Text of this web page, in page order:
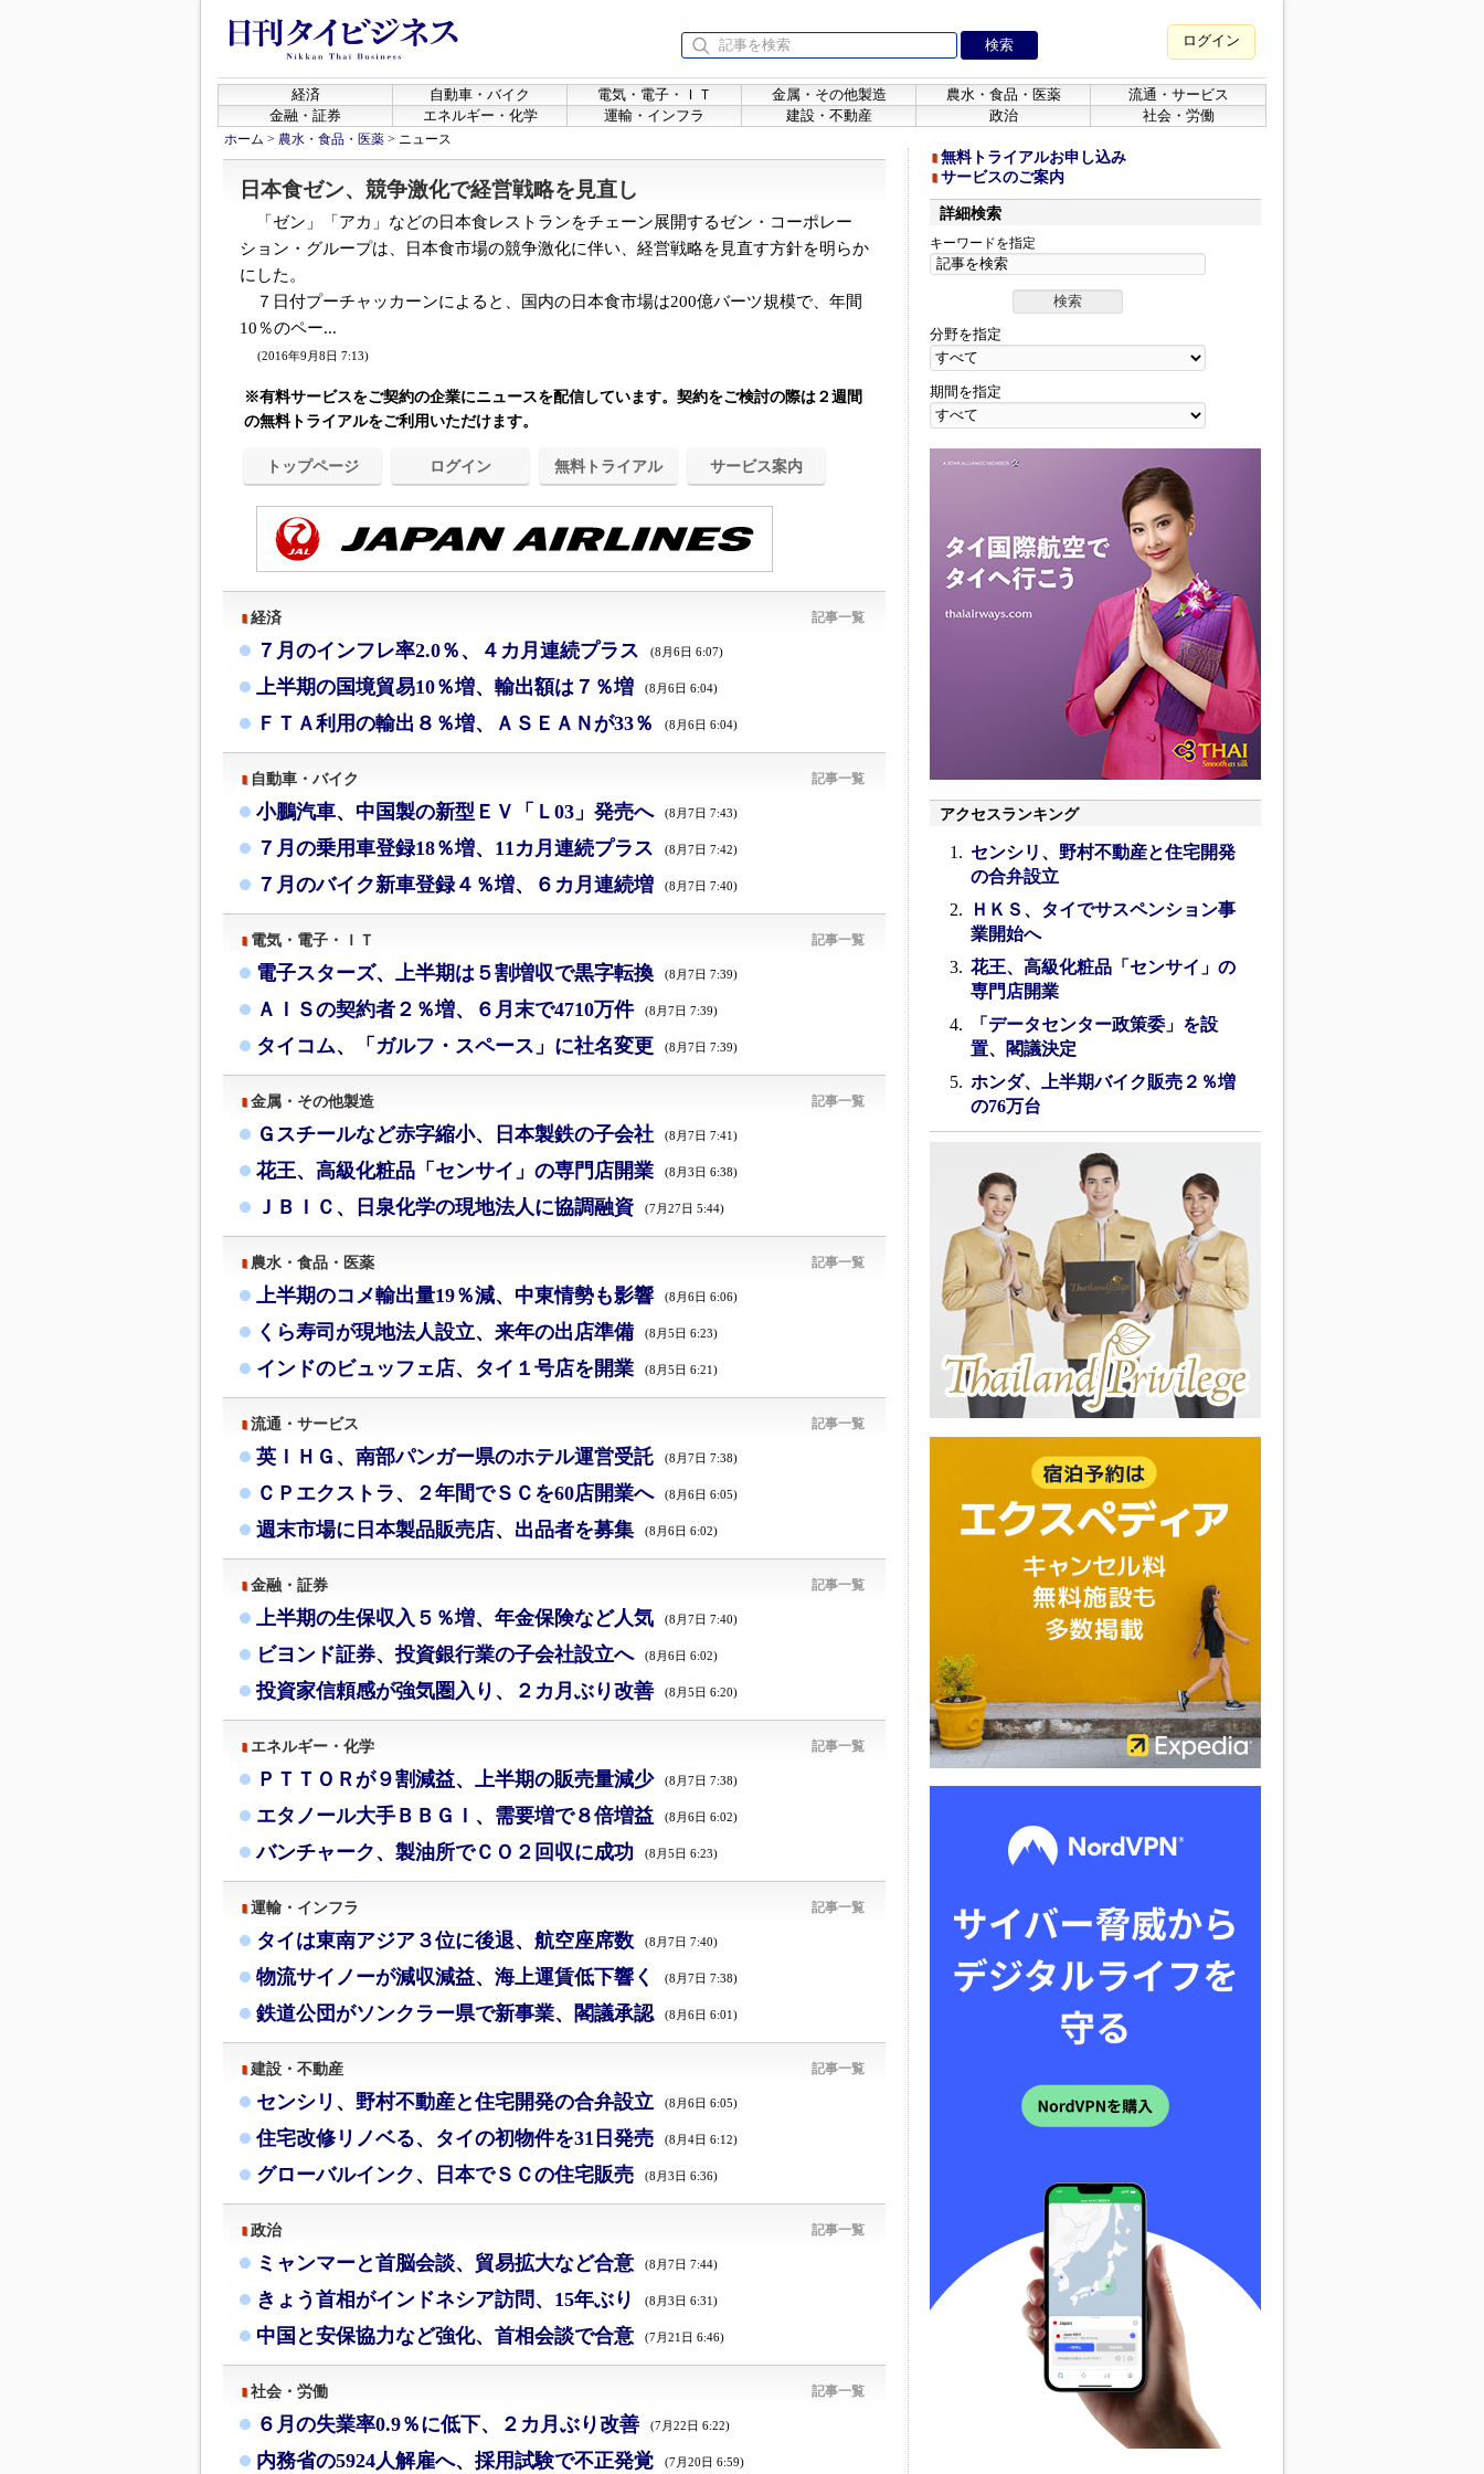
ログイン
経済 自動車・バイク 電気・電子・ＩＴ 金属・その他製造 農水・食品・医薬
流通・サービス
金融・証券
エネルギー・化学 運輸・インフラ 建設・不動産 政治 社会・労働
ホーム > 農水・食品・医薬 > ニュース
日本食ゼン、競争激化で経営戦略を見直し
「ゼン」「アカ」などの日本食レストランをチェーン展開するゼン・コーポレー
ション・グループは、日本食市場の競争激化に伴い、経営戦略を見直す方針を明らか
にした。
７日付プーチャッカーンによると、国内の日本食市場は200億バーツ規模で、年間
10％のペー...
(2016年9月8日 7:13)
※有料サービスをご契約の企業にニュースを配信しています。契約をご検討の際は２週間
の無料トライアルをご利用いただけます。
トップページ ログイン 無料トライアル サービス案内
経済 記事一覧
７月のインフレ率2.0％、４カ月連続プラス (8月6日 6:07)
上半期の国境貿易10％増、輸出額は７％増 (8月6日 6:04)
ＦＴＡ利用の輸出８％増、ＡＳＥＡＮが33％ (8月6日 6:04)
自動車・バイク 記事一覧
小鵬汽車、中国製の新型ＥＶ「Ｌ03」発売へ (8月7日 7:43)
７月の乗用車登録18％増、11カ月連続プラス (8月7日 7:42)
７月のバイク新車登録４％増、６カ月連続増 (8月7日 7:40)
電気・電子・ＩＴ 記事一覧
電子スターズ、上半期は５割増収で黒字転換 (8月7日 7:39)
ＡＩＳの契約者２％増、６月末で4710万件 (8月7日 7:39)
タイコム、「ガルフ・スペース」に社名変更 (8月7日 7:39)
金属・その他製造 記事一覧
Ｇスチールなど赤字縮小、日本製鉄の子会社 (8月7日 7:41)
花王、高級化粧品「センサイ」の専門店開業 (8月3日 6:38)
ＪＢＩＣ、日泉化学の現地法人に協調融資 (7月27日 5:44)
農水・食品・医薬 記事一覧
上半期のコメ輸出量19％減、中東情勢も影響 (8月6日 6:06)
くら寿司が現地法人設立、来年の出店準備 (8月5日 6:23)
インドのビュッフェ店、タイ１号店を開業 (8月5日 6:21)
流通・サービス 記事一覧
英ＩＨＧ、南部パンガー県のホテル運営受託 (8月7日 7:38)
ＣＰエクストラ、２年間でＳＣを60店開業へ (8月6日 6:05)
週末市場に日本製品販売店、出品者を募集 (8月6日 6:02)
金融・証券 記事一覧
上半期の生保収入５％増、年金保険など人気 (8月7日 7:40)
ビヨンド証券、投資銀行業の子会社設立へ (8月6日 6:02)
投資家信頼感が強気圏入り、２カ月ぶり改善 (8月5日 6:20)
エネルギー・化学 記事一覧
ＰＴＴＯＲが９割減益、上半期の販売量減少 (8月7日 7:38)
エタノール大手ＢＢＧＩ、需要増で８倍増益 (8月6日 6:02)
バンチャーク、製油所でＣＯ２回収に成功 (8月5日 6:23)
運輸・インフラ 記事一覧
タイは東南アジア３位に後退、航空座席数 (8月7日 7:40)
物流サイノーが減収減益、海上運賃低下響く (8月7日 7:38)
鉄道公団がソンクラー県で新事業、閣議承認 (8月6日 6:01)
建設・不動産 記事一覧
センシリ、野村不動産と住宅開発の合弁設立 (8月6日 6:05)
住宅改修リノベる、タイの初物件を31日発売 (8月4日 6:12)
グローバルインク、日本でＳＣの住宅販売 (8月3日 6:36)
政治 記事一覧
ミャンマーと首脳会談、貿易拡大など合意 (8月7日 7:44)
きょう首相がインドネシア訪問、15年ぶり (8月3日 6:31)
中国と安保協力など強化、首相会談で合意 (7月21日 6:46)
社会・労働 記事一覧
６月の失業率0.9％に低下、２カ月ぶり改善 (7月22日 6:22)
内務省の5924人解雇へ、採用試験で不正発覚 (7月20日 6:59)
無料トライアルお申し込み
サービスのご案内
詳細検索
キーワードを指定
分野を指定
期間を指定
アクセスランキング
センシリ、野村不動産と住宅開発
の合弁設立
ＨＫＳ、タイでサスペンション事
業開始へ
花王、高級化粧品「センサイ」の
専門店開業
「データセンター政策委」を設
置、閣議決定
ホンダ、上半期バイク販売２％増
の76万台